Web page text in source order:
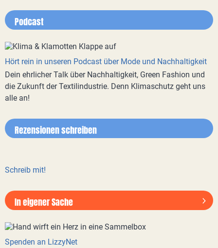
Podcast
Hört rein in unseren Podcast über Mode und Nachhaltigkeit
Dein ehrlicher Talk über Nachhaltigkeit, Green Fashion und
die Zukunft der Textilindustrie. Denn Klimaschutz geht uns
alle an!
Rezensionen schreiben
Schreib mit!
In eigener Sache
Spenden an LizzyNet